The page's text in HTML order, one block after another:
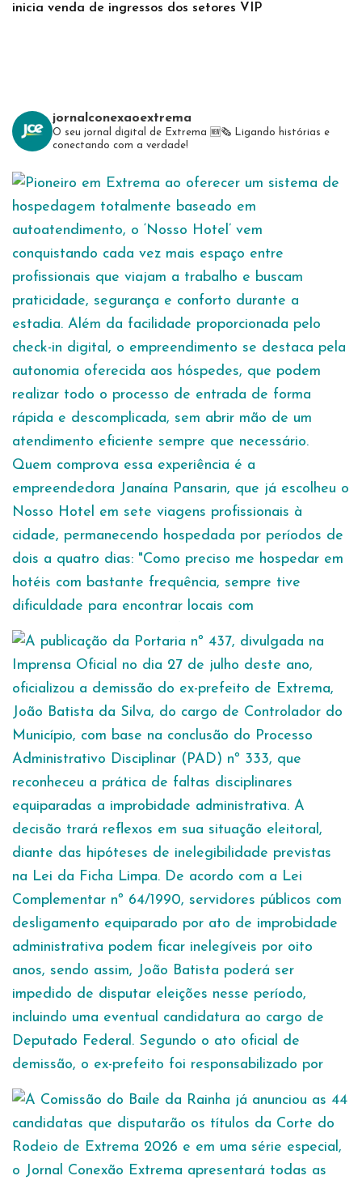
inicia venda de ingressos dos setores VIP
jornalconexaoextrema
O seu jornal digital de Extrema 🆕️🗞 Ligando histórias e
conectando com a verdade!